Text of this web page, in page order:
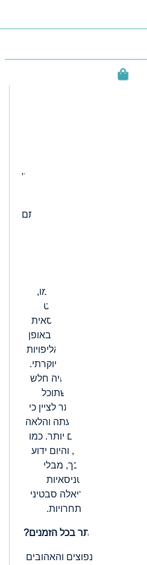
האופנתיים והאיכותיים ביותר
לענוד צמיד טניס מושלם,
אאוטפיט שתבחרו: חליפת ערב,
צמיד טניס הוא כל מה שאתם
קטן ויוקרתי קיבל את שמו,
מעוצב לבין ספורט
הכול התחיל בזכות הטניסאית
אוורט אשר שיחקה באופן
פעיל בין השנים 1972 ל-1989. באחד ממשחקי האליפויות
עונדת צמיד יהלומים יוקרתי.
של הצמיד אשר היה חלש
את המשחק על מנת שתוכל
ביהלומים. מיותר לציין כי
התכשיטים. מעתה והלאה
עם אבזמים חזקים יותר. כמו
קיבל את שמו, והיום ידוע
טניס. מעבר לכך, מבלי
טרנד חדש. טניסאיות
וויליאמס וגבריאלה סבטיני
הטניס במהלך תחרויות.
המבוקש ביותר בכל הזמנים?
הצמידים הנפוצים והאהובים